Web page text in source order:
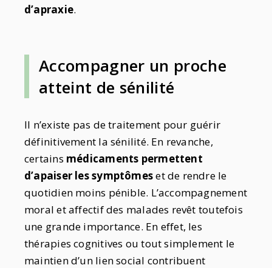
d’apraxie.
Accompagner un proche
atteint de sénilité
Il n’existe pas de traitement pour guérir
définitivement la sénilité. En revanche,
certains médicaments permettent
d’apaiser les symptômeset de rendre le
quotidien moins pénible. L’accompagnement
moral et affectif des malades revêt toutefois
une grande importance. En effet, les
thérapies cognitives ou tout simplement le
maintien d’un lien social contribuent